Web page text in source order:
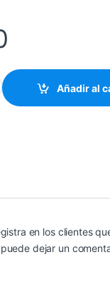
Retractil Usb
Añadir al
en los clientes
dejar un